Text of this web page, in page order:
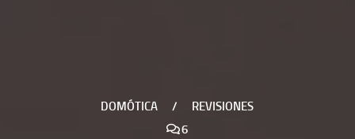
DOMÓTICA /
REVISIONES
6